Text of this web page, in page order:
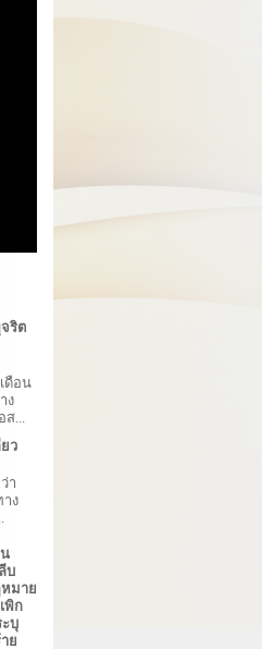
ริต
ดือน
ง
...
ว
า
ง
บ
มาย
พิก
บุ
ย